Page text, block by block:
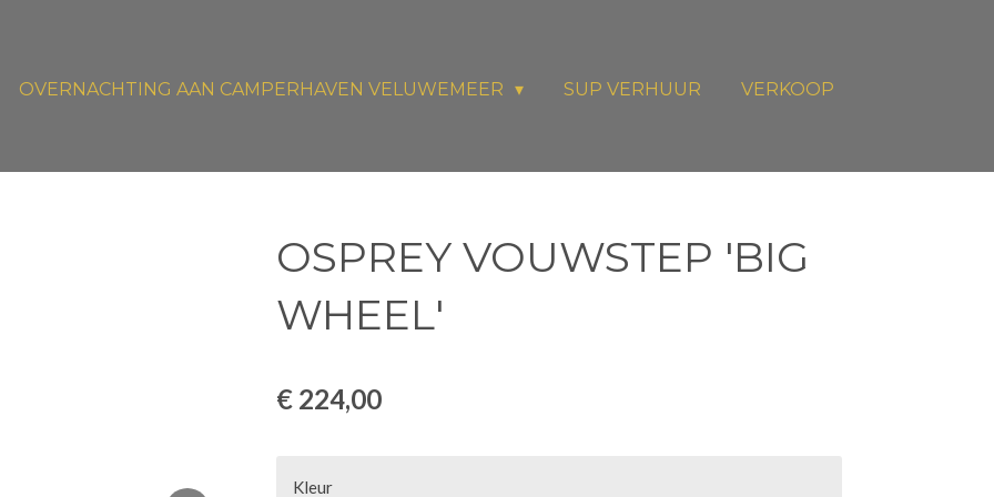
OVERNACHTING AAN CAMPERHAVEN VELUWEMEER SUP VERHUUR VERKOOP
OSPREY VOUWSTEP 'BIG
WHEEL'
€ 224,00
Kleur